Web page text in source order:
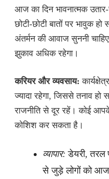
आज का दिन भावनात्मक
छोटी-छोटी बातों पर
अंतर्मन की आवाज सुननी
झुकाव अधिक रहेगा।
करियर और व्यवसाय:
ज्यादा रहेगा, जिससे तनाव
राजनीति से दूर रहें। कोई
कोशिश कर सकता है।
व्यापार: डेयरी, तरल
से जुड़े लोगों को आज